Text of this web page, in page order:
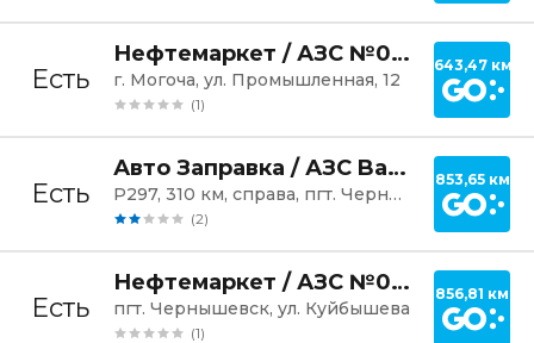
Есть
Нефтемаркет / АЗС №046
г. Могоча, ул. Промышленная, 12
(1)
643,47 км
Есть
Авто Заправка / АЗС Barakat №21
Р297, 310 км, справа, пгт. Чернышевск
(2)
853,65 км
Есть
Нефтемаркет / АЗС №023
пгт. Чернышевск, ул. Куйбышева
(1)
856,81 км